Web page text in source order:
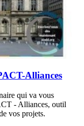
Alliances
qui va vous
- Alliances, outil
vos projets.